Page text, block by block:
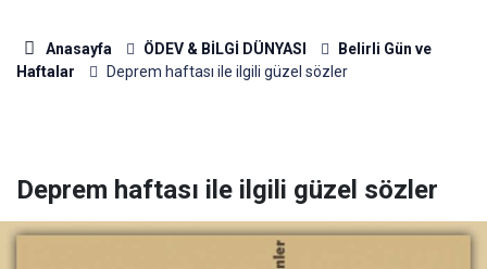
Anasayfa ÖDEV & BİLGİ DÜNYASI
Belirli Gün ve
Haftalar
Deprem haftası ile ilgili güzel sözler
Deprem haftası ile ilgili güzel sözler